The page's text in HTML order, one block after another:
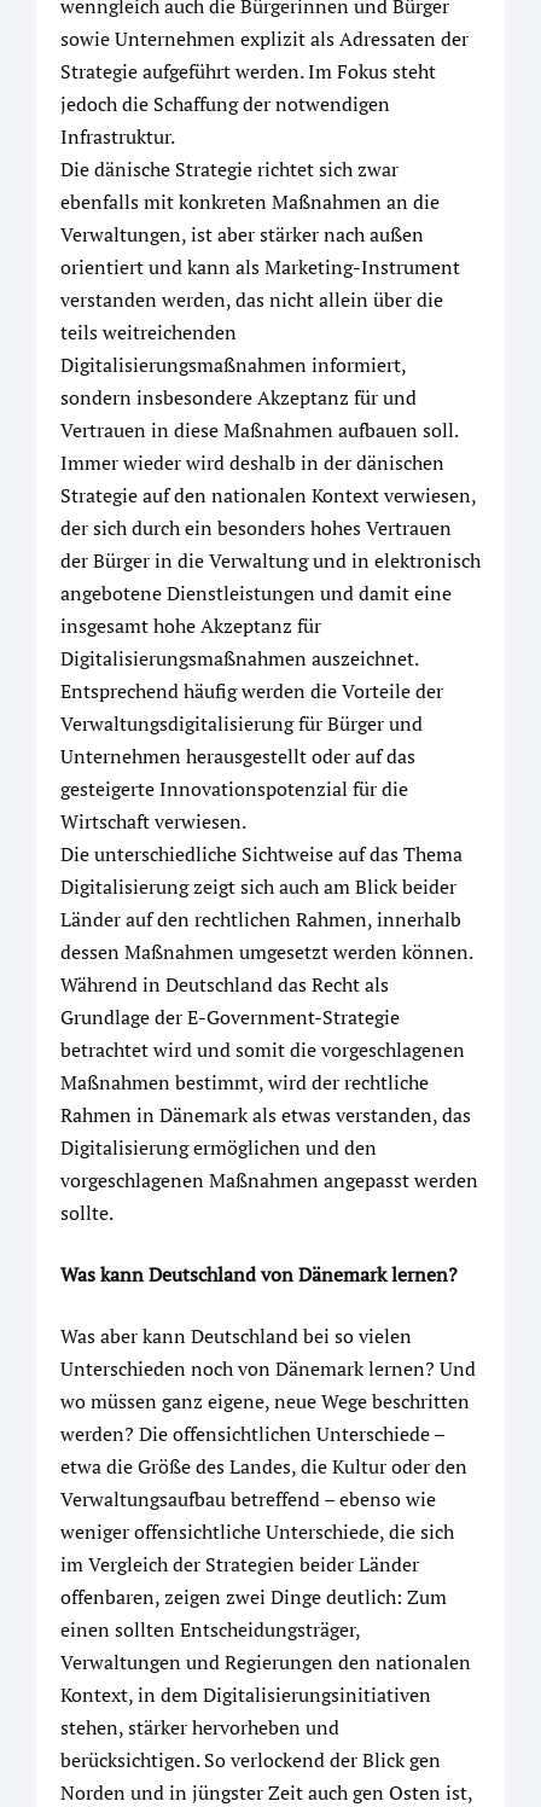
wenngleich auch die Bürgerinnen und Bürger
sowie Unternehmen explizit als Adressaten der
Strategie aufgeführt werden. Im Fokus steht
jedoch die Schaffung der notwendigen
Infrastruktur.
Die dänische Strategie richtet sich zwar
ebenfalls mit konkreten Maßnahmen an die
Verwaltungen, ist aber stärker nach außen
orientiert und kann als Marketing-Instrument
verstanden werden, das nicht allein über die
teils weitreichenden
Digitalisierungsmaßnahmen informiert,
sondern insbesondere Akzeptanz für und
Vertrauen in diese Maßnahmen aufbauen soll.
Immer wieder wird deshalb in der dänischen
Strategie auf den nationalen Kontext verwiesen,
der sich durch ein besonders hohes Vertrauen
der Bürger in die Verwaltung und in elektronisch
angebotene Dienstleistungen und damit eine
insgesamt hohe Akzeptanz für
Digitalisierungsmaßnahmen auszeichnet.
Entsprechend häufig werden die Vorteile der
Verwaltungsdigitalisierung für Bürger und
Unternehmen herausgestellt oder auf das
gesteigerte Innovationspotenzial für die
Wirtschaft verwiesen.
Die unterschiedliche Sichtweise auf das Thema
Digitalisierung zeigt sich auch am Blick beider
Länder auf den rechtlichen Rahmen, innerhalb
dessen Maßnahmen umgesetzt werden können.
Während in Deutschland das Recht als
Grundlage der E-Government-Strategie
betrachtet wird und somit die vorgeschlagenen
Maßnahmen bestimmt, wird der rechtliche
Rahmen in Dänemark als etwas verstanden, das
Digitalisierung ermöglichen und den
vorgeschlagenen Maßnahmen angepasst werden
sollte.
Was kann Deutschland von Dänemark lernen?
Was aber kann Deutschland bei so vielen
Unterschieden noch von Dänemark lernen? Und
wo müssen ganz eigene, neue Wege beschritten
werden? Die offensichtlichen Unterschiede –
etwa die Größe des Landes, die Kultur oder den
Verwaltungsaufbau betreffend – ebenso wie
weniger offensichtliche Unterschiede, die sich
im Vergleich der Strategien beider Länder
offenbaren, zeigen zwei Dinge deutlich: Zum
einen sollten Entscheidungsträger,
Verwaltungen und Regierungen den nationalen
Kontext, in dem Digitalisierungsinitiativen
stehen, stärker hervorheben und
berücksichtigen. So verlockend der Blick gen
Norden und in jüngster Zeit auch gen Osten ist,